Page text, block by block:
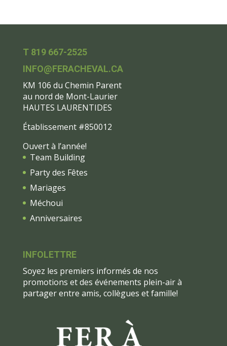
T 819 667-2525
INFO@FERACHEVAL.CA
KM 106 du Chemin Parent
au nord de Mont-Laurier
HAUTES LAURENTIDES
Établissement #850012
Ouvert à l’année!
Team Building
Party des Fêtes
Mariages
Méchoui
Anniversaires
INFOLETTRE
Soyez les premiers informés de nos
promotions et des événements plein-air à
partager entre amis, collègues et famille!